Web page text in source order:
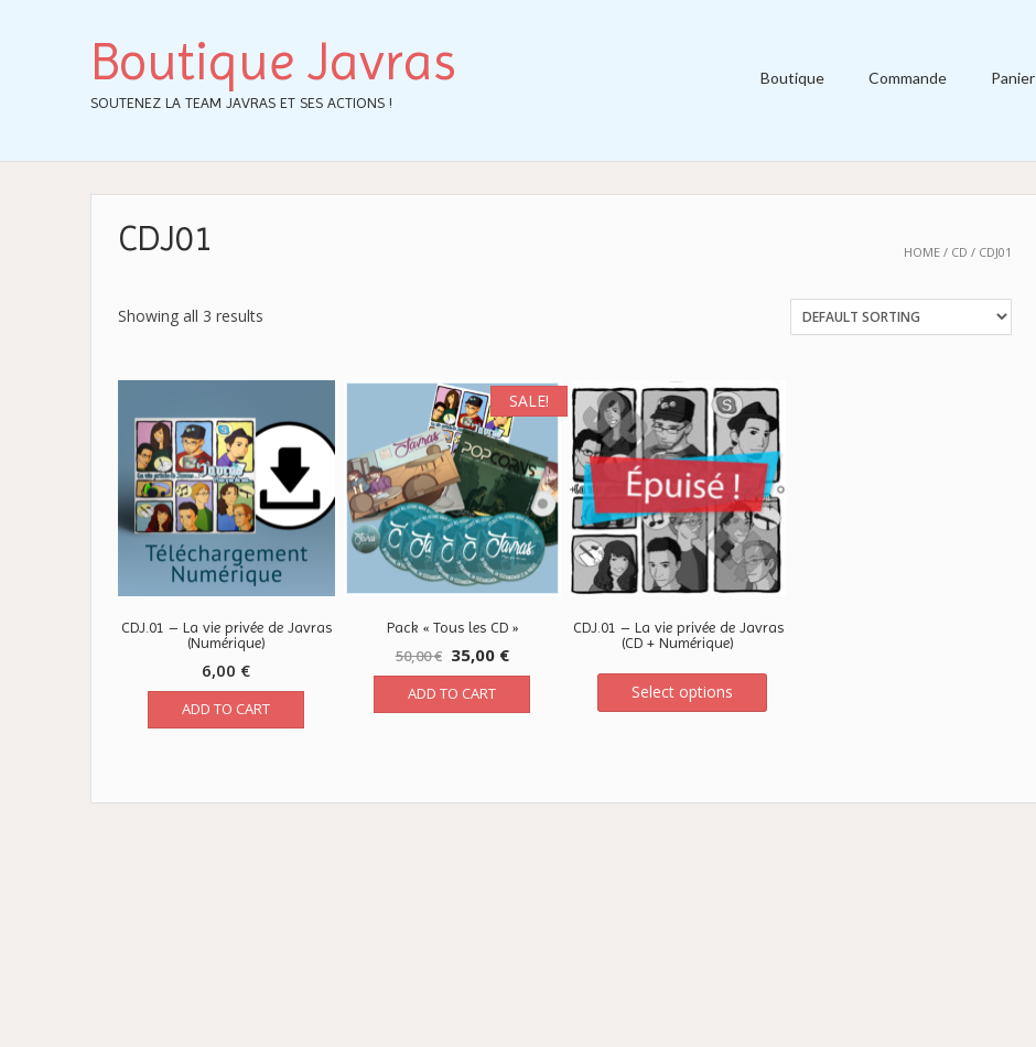
Boutique Javras
SOUTENEZ LA TEAM JAVRAS ET SES ACTIONS !
Boutique Commande Panier
HOME / CD / CDJ01
CDJ01
Showing all 3 results
CDJ.01 – La vie privée de Javras
(Numérique)
6,00 €
ADD TO CART
SALE!
Pack « Tous les CD »
50,00€ 35,00 €
ADD TO CART
CDJ.01 – La vie privée de Javras
(CD + Numérique)
Select options